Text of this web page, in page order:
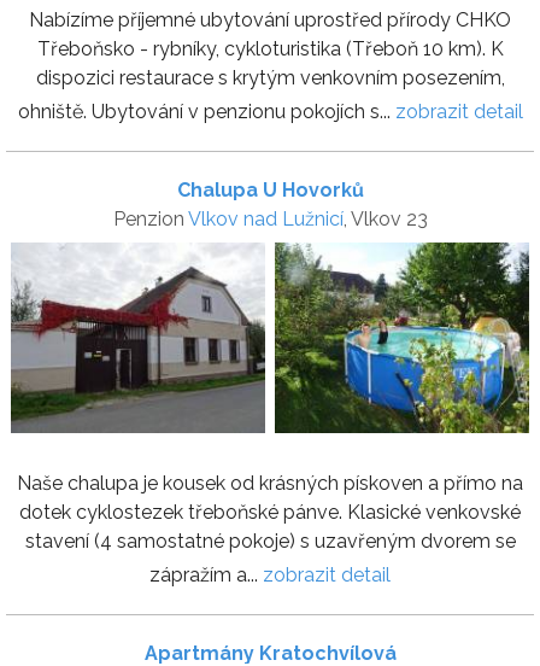
Nabízíme příjemné ubytování uprostřed přírody CHKO
Třeboňsko - rybníky, cykloturistika (Třeboň 10 km). K
dispozici restaurace s krytým venkovním posezením,
ohniště. Ubytování v penzionu pokojích s... zobrazit detail
Chalupa U Hovorků
Penzion Vlkov nad Lužnicí, Vlkov 23
Naše chalupa je kousek od krásných pískoven a přímo na
dotek cyklostezek třeboňské pánve. Klasické venkovské
stavení (4 samostatné pokoje) s uzavřeným dvorem se
zápražím a... zobrazit detail
Apartmány Kratochvílová